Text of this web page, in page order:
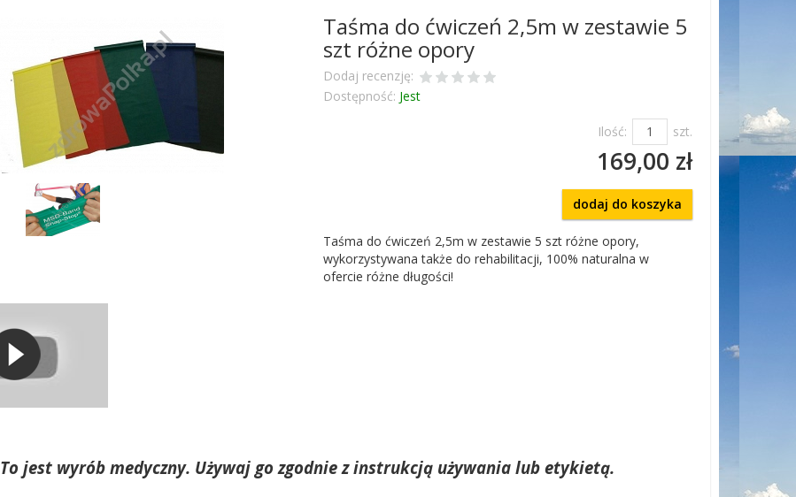
Taśma do ćwiczeń 2,5m w zestawie 5
szt różne opory
Dodaj recenzję:
Dostępność: Jest
Ilość: szt.
169,00 zł
dodaj do koszyka
Taśma do ćwiczeń 2,5m w zestawie 5 szt różne opory,
wykorzystywana także do rehabilitacji, 100% naturalna w
ofercie różne długości!
To jest wyrób medyczny. Używaj go zgodnie z instrukcją używania lub etykietą.